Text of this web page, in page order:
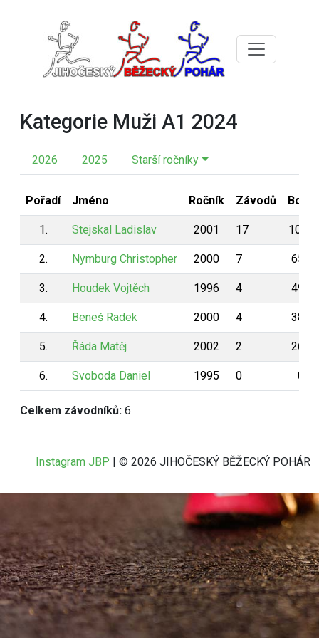
Kategorie Muži A1 2024
2026 2025 Starší ročníky
Pořadí Jméno Ročník Závodů Body
1. Stejskal Ladislav 2001 17 1057
2. Nymburg Christopher 2000 7 656
3. Houdek Vojtěch 1996 4 492
4. Beneš Radek 2000 4 386
5. Řáda Matěj 2002 2 260
6. Svoboda Daniel 1995 0 0
Celkem závodníků: 6
Instagram JBP | © 2026 JIHOČESKÝ BĚŽECKÝ POHÁR